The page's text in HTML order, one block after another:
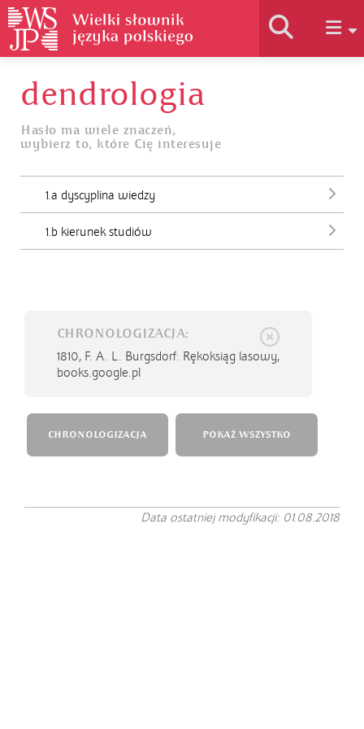
Historia słownika
Jak korzystać
Podstawy naukowe
dendrologia
Hasło ma wiele znaczeń,
wybierz to, które Cię interesuje
1.a dyscyplina wiedzy
1.b kierunek studiów
CHRONOLOGIZACJA:
1810, F. A. L. Burgsdorf: Rękoksiąg lasowy,
books.google.pl
CHRONOLOGIZACJA POKAŻ WSZYSTKO
Data ostatniej modyfikacji: 01.08.2018